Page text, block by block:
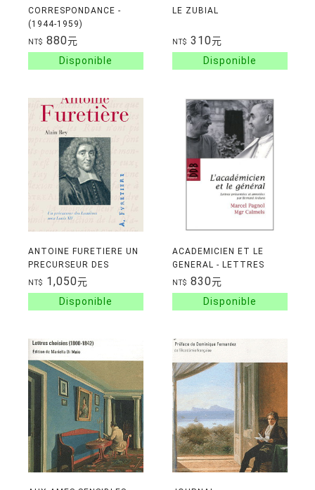
CORRESPONDANCE -
(1944-1959)
NT$ 880元
LE ZUBIAL
NT$ 310元
ANTOINE FURETIERE UN
PRECURSEUR DES
LUMIERES SOUS LOUIS
XIV
NT$ 1,050元
ACADEMICIEN ET LE
GENERAL - LETTRES
D'AMITIE
NT$ 830元